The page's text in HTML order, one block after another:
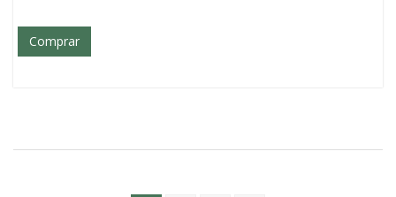
Comprar